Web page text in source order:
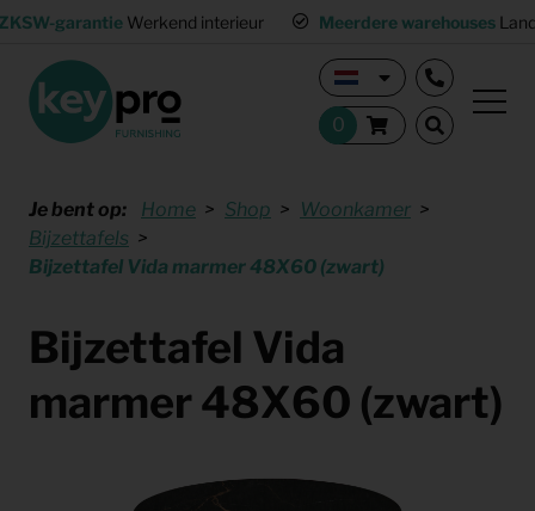
garantie Werkend interieur Meerdere warehouses
Je bent op: Home Shop
Woonkamer
Bijzettafels
Bijzettafel Vida marmer 48X60 (zwart)
Bijzettafel Vida
marmer 48X60 (zwart)